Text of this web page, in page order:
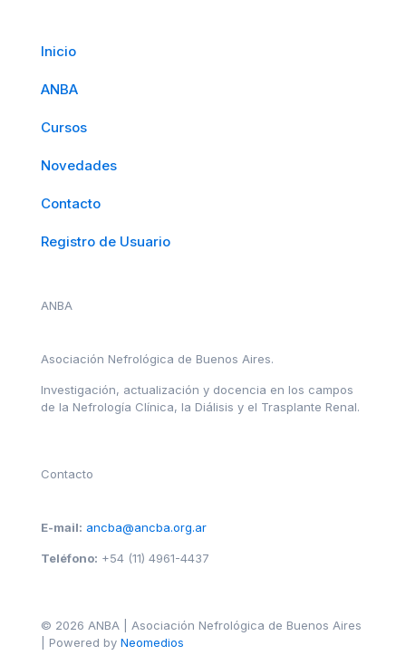
Inicio
ANBA
Cursos
Novedades
Contacto
Registro de Usuario
ANBA
Asociación Nefrológica de Buenos Aires.
Investigación, actualización y docencia en los campos
de la Nefrología Clínica, la Diálisis y el Trasplante Renal.
Contacto
E-mail: ancba@ancba.org.ar
Teléfono: +54 (11) 4961-4437
© 2026 ANBA | Asociación Nefrológica de Buenos Aires
| Powered by Neomedios